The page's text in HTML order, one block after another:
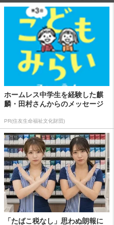
ホームレス中学生を経験した麒
麟・田村さんからのメッセージ
PR(住友生命福祉文化財団)
「たばこ税なし」思わぬ朗報に